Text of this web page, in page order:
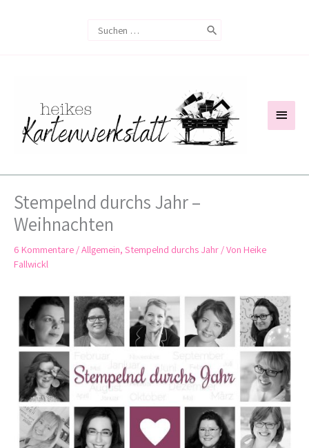
Search
Stempelnd durchs Jahr –
Weihnachten
6 Kommentare /Allgemein, Stempelnd durchs Jahr / Von Heike
Fallwickl